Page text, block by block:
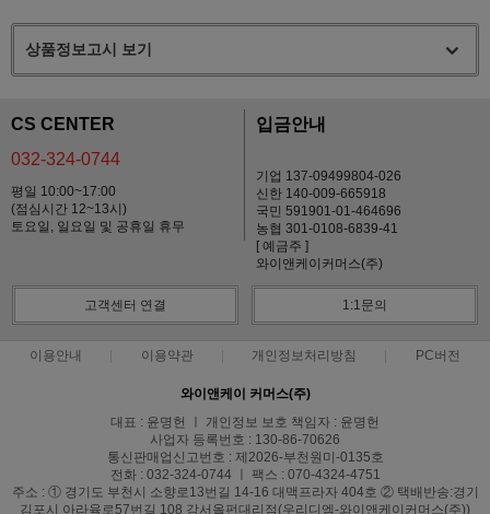
상품정보고시 보기
CS CENTER
032-324-0744
평일 10:00~17:00
(점심시간 12~13시)
토요일, 일요일 및 공휴일 휴무
입금안내
기업 137-09499804-026
신한 140-009-665918
국민 591901-01-464696
농협 301-0108-6839-41
[ 예금주 ]
와이앤케이커머스(주)
고객센터 연결 1:1문의
이용안내 이용약관 개인정보처리방침 PC버전
와이앤케이 커머스(주)
대표 : 윤명헌 ㅣ 개인정보 보호 책임자 : 윤명헌
사업자 등록번호 : 130-86-70626
통신판매업신고번호 : 제2026-부천원미-0135호
전화 : 032-324-0744 ㅣ 팩스 : 070-4324-4751
주소 : ① 경기도 부천시 소향로13번길 14-16 대맥프라자 404호 ② 택배반송:경기
김포시 아라육로57번길 108 강서올펀대리점(우리디엠-와이앤케이커머스(주))